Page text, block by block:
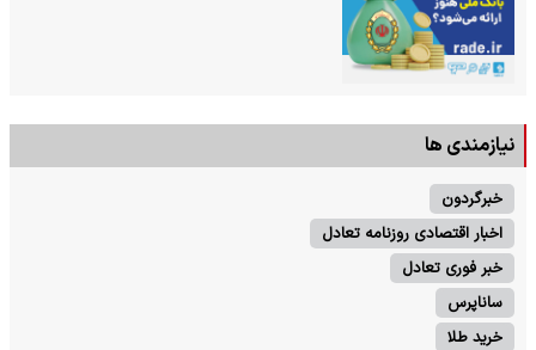
نیازمندی ها
خبرگردون
اخبار اقتصادی روزنامه تعادل
خبر فوری تعادل
ساناپرس
خرید طلا